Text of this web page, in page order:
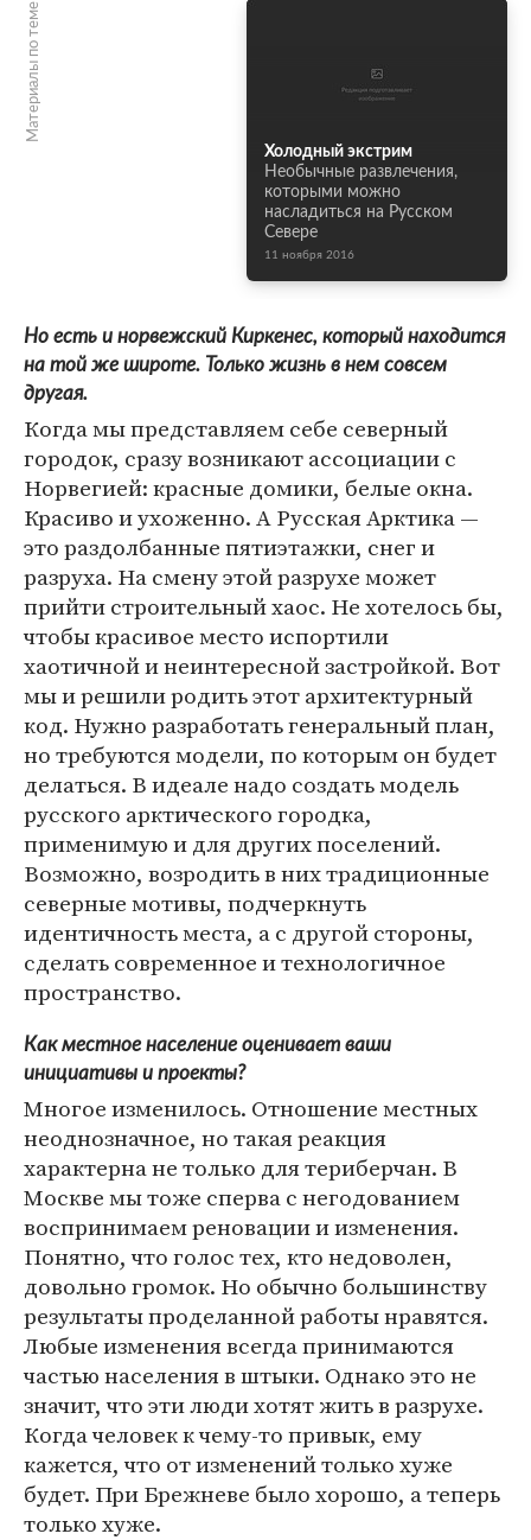
Материалы по теме
Холодный экстрим
Необычные развлечения,
которыми можно
насладиться на Русском
Севере
11 ноября 2016
Но есть и норвежский Киркенес, который находится
на той же широте. Только жизнь в нем совсем
другая.
Когда мы представляем себе северный
городок, сразу возникают ассоциации с
Норвегией: красные домики, белые окна.
Красиво и ухоженно. А Русская Арктика —
это раздолбанные пятиэтажки, снег и
разруха. На смену этой разрухе может
прийти строительный хаос. Не хотелось бы,
чтобы красивое место испортили
хаотичной и неинтересной застройкой. Вот
мы и решили родить этот архитектурный
код. Нужно разработать генеральный план,
но требуются модели, по которым он будет
делаться. В идеале надо создать модель
русского арктического городка,
применимую и для других поселений.
Возможно, возродить в них традиционные
северные мотивы, подчеркнуть
идентичность места, а с другой стороны,
сделать современное и технологичное
пространство.
Как местное население оценивает ваши
инициативы и проекты?
Многое изменилось. Отношение местных
неоднозначное, но такая реакция
характерна не только для териберчан. В
Москве мы тоже сперва с негодованием
воспринимаем реновации и изменения.
Понятно, что голос тех, кто недоволен,
довольно громок. Но обычно большинству
результаты проделанной работы нравятся.
Любые изменения всегда принимаются
частью населения в штыки. Однако это не
значит, что эти люди хотят жить в разрухе.
Когда человек к чему-то привык, ему
кажется, что от изменений только хуже
будет. При Брежневе было хорошо, а теперь
только хуже.